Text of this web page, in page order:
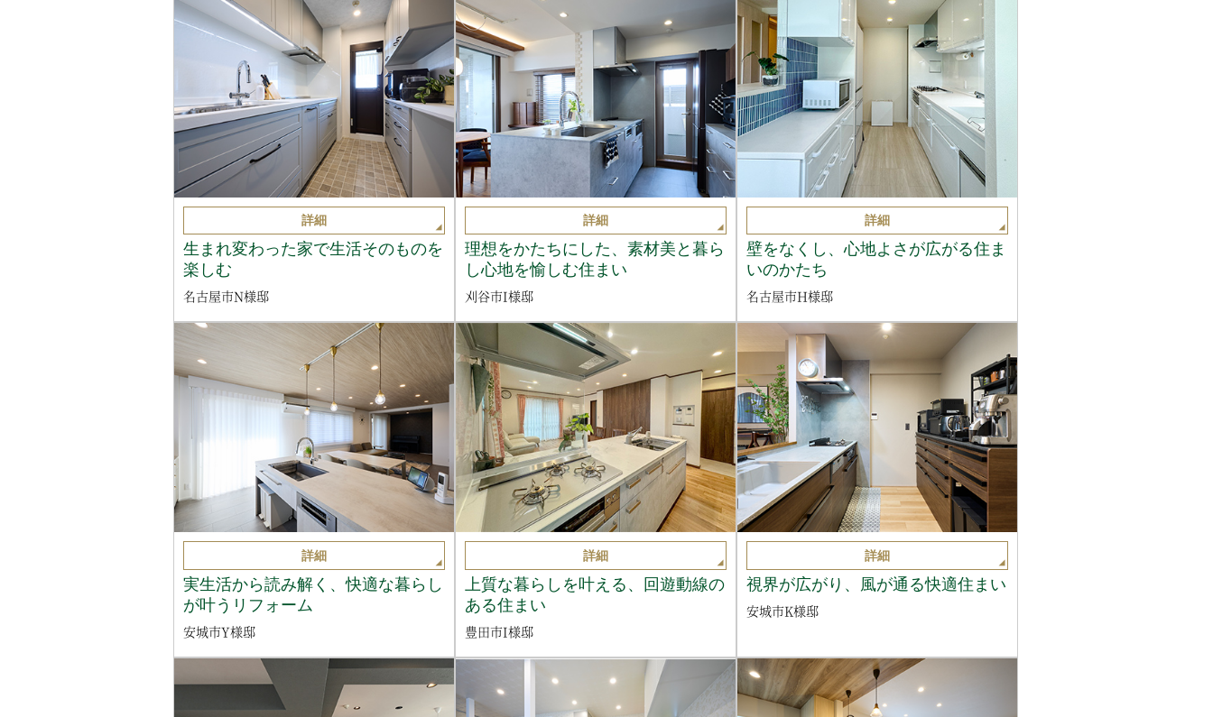
詳細
生まれ変わった家で生活そのものを
楽しむ
名古屋市N様邸
詳細
理想をかたちにした、素材美と暮ら
し心地を愉しむ住まい
刈谷市I様邸
詳細
壁をなくし、心地よさが広がる住ま
いのかたち
名古屋市H様邸
詳細
実生活から読み解く、快適な暮らし
が叶うリフォーム
安城市Y様邸
詳細
上質な暮らしを叶える、回遊動線の
ある住まい
豊田市I様邸
詳細
視界が広がり、風が通る快適住まい
安城市K様邸